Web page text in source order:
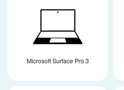
Microsoft Surface Pro 3